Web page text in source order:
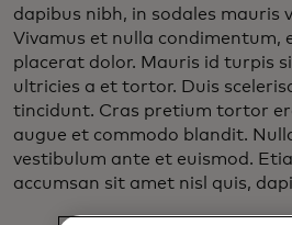
dapibus nibh, in sodales mauris
Vivamus et nulla condimentum,
placerat dolor. Mauris id turpis
ultricies a et tortor. Duis
tincidunt. Cras pretium tortor
augue et commodo blandit.
vestibulum ante et euismod.
accumsan sit amet nisl quis,